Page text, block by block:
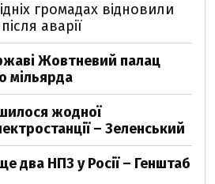
громадах відновили
аварії
Жовтневий палац
мільярда
жодної
– Зеленський
два НПЗ у Росії – Генштаб